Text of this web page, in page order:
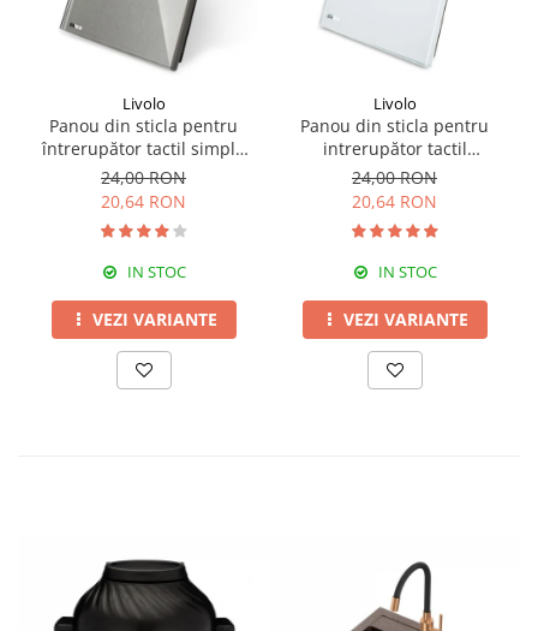
Livolo
Panou din sticla pentru
întrerupător tactil simplu
Livolo
24,00 RON
20,64 RON
IN STOC
VEZI VARIANTE
Livolo
Panou din sticla pentru
intrerupător tactil
dublu,Livolo
24,00 RON
20,64 RON
IN STOC
VEZI VARIANTE